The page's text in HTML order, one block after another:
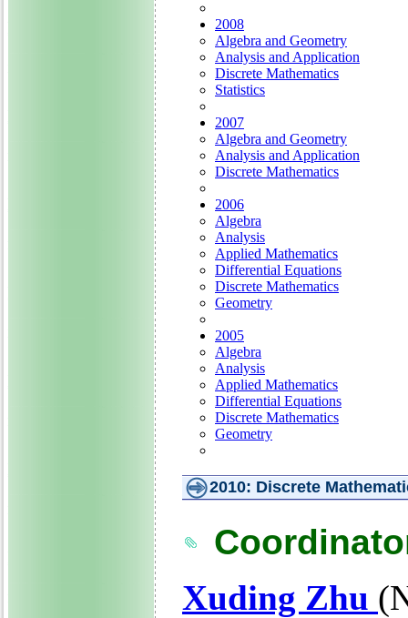
2008
Algebra and Geometry
Analysis and Application
Discrete Mathematics
Statistics
2007
Algebra and Geometry
Analysis and Application
Discrete Mathematics
2006
Algebra
Analysis
Applied Mathematics
Differential Equations
Discrete Mathematics
Geometry
2005
Algebra
Analysis
Applied Mathematics
Differential Equations
Discrete Mathematics
Geometry
2010: Discrete
Xuding Zhu